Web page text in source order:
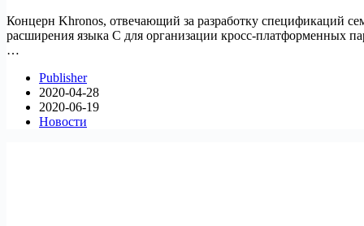
Концерн Khronos, отвечающий за разработку спецификаций
расширения языка С для организации кросс-платформенных
…
Publisher
2020-04-28
2020-06-19
Новости